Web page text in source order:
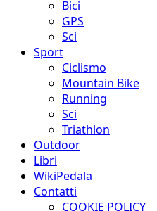
Bici
GPS
Sci
Sport
Ciclismo
Mountain Bike
Running
Sci
Triathlon
Outdoor
Libri
WikiPedala
Contatti
COOKIE POLICY